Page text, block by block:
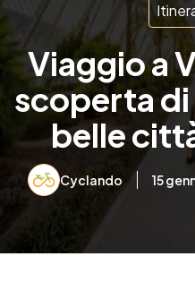
Viaggio a
scoperta di
belle
Cyclando 15